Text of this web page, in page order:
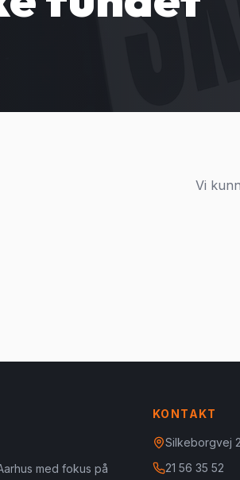
Vi
med fokus på
KONTAKT
Silkeborgvej
21 56 35 52